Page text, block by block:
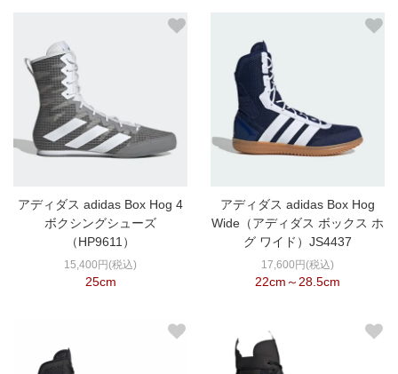
アディダス adidas Box Hog 4
ボクシングシューズ
（HP9611）
15,400円(税込)
25cm
アディダス adidas Box Hog
Wide（アディダス ボックス ホ
グ ワイド）JS4437
17,600円(税込)
22cm～28.5cm